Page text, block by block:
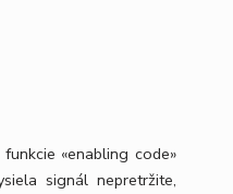
«enabling code»
signál nepretržite,